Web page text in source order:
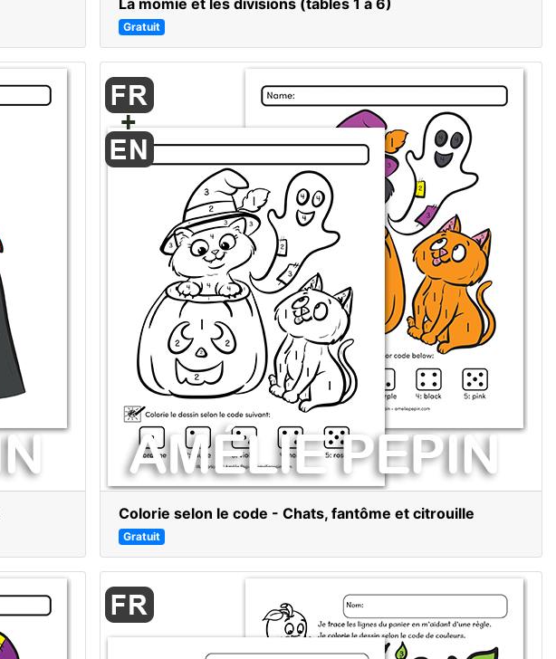
Gratuit
Colorie selon le code - Chats, fantôme et citrouille
Gratuit